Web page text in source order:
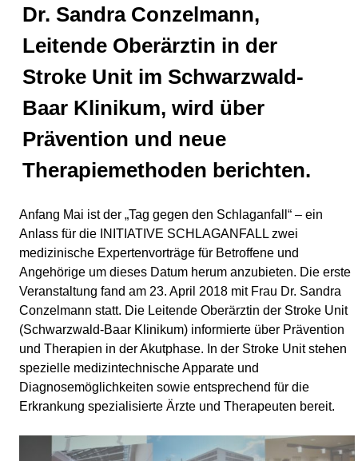
Dr. Sandra Conzelmann,
Leitende Oberärztin in der
Stroke Unit im Schwarzwald-
Baar Klinikum, wird über
Prävention und neue
Therapiemethoden berichten.
Anfang Mai ist der „Tag gegen den Schlaganfall“ – ein
Anlass für die INITIATIVE SCHLAGANFALL zwei
medizinische Expertenvorträge für Betroffene und
Angehörige um dieses Datum herum anzubieten. Die erste
Veranstaltung fand am 23. April 2018 mit Frau Dr. Sandra
Conzelmann statt. Die Leitende Oberärztin der Stroke Unit
(Schwarzwald-Baar Klinikum) informierte über Prävention
und Therapien in der Akutphase. In der Stroke Unit stehen
spezielle medizintechnische Apparate und
Diagnosemöglichkeiten sowie entsprechend für die
Erkrankung spezialisierte Ärzte und Therapeuten bereit.